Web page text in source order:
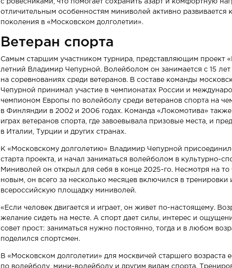
с ровесниками, что помогает сохранить азарт и комфортную
отличительным особенностям миниволей активно развивается
поколения в «Московском долголетии».
Ветеран спорта
Самым старшим участником турнира, представляющим проект
летний Владимир Чепурной. Волейболом он занимается с 15
на соревнованиях среди ветеранов. В составе команды
Чепурной принимал участие в чемпионатах России и
чемпионом Европы по волейболу среди ветеранов спорта на
в Финляндии в 2002 и 2006 годах. Команда «Локомотива»
играх ветеранов спорта, где завоевывала призовые места, и
в Италии, Турции и других странах.
К «Московскому долголетию» Владимир Чепурной
старта проекта, и начал заниматься волейболом в культурно-
Миниволей он открыл для себя в конце 2025-го. Несмотря на то
новым, он всего за несколько месяцев включился в
всероссийскую площадку миниволей.
«Если человек двигается и играет, он живет по-настоящему.
желание сидеть на месте. А спорт дает силы, интерес и
совет прост: заниматься нужно постоянно, тогда и в любом
поделился спортсмен.
В «Московском долголетии» для москвичей старшего возраста
по волейболу, мини-волейболу и другим видам спорта.